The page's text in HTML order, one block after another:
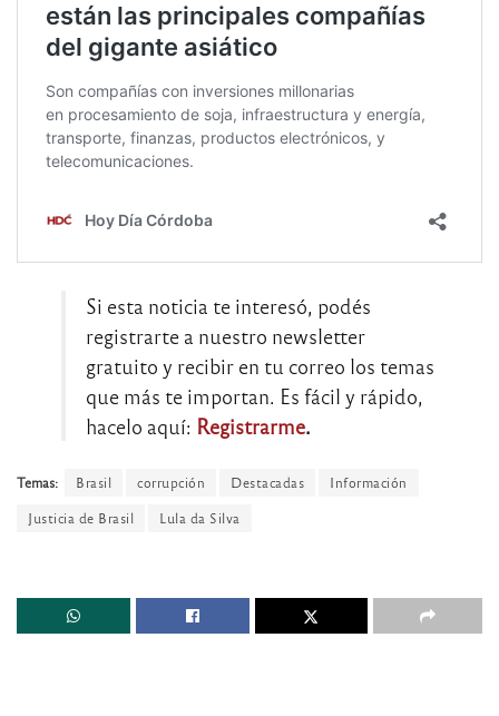
Si esta noticia te interesó, podés
registrarte a nuestro newsletter
gratuito y recibir en tu correo los temas
que más te importan. Es fácil y rápido,
hacelo aquí: Registrarme.
Temas: Brasil corrupción Destacadas
Información
Justicia de Brasil
Lula da Silva